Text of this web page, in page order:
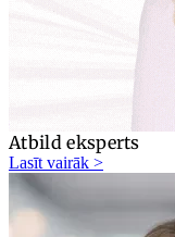
Atbild eksperts
Lasīt vairāk >